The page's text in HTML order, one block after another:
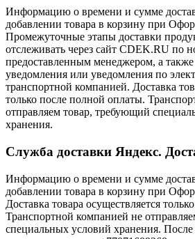
Информацию о времени и сумме
добавлении товара в корзину при
Промежуточные этапы доставки
отслеживать через сайт CDEK.RU по
предоставленным менеджером, а
уведомления или уведомления по
транспортной компанией. Доставка
только после полной оплаты.
отправляем товар, требующий
хранения.
Служба доставки Яндекс.
Информацию о времени и сумме
добавлении товара в корзину при
Доставка товара осуществляется
Транспортной компанией не
специальных условий хранения. После